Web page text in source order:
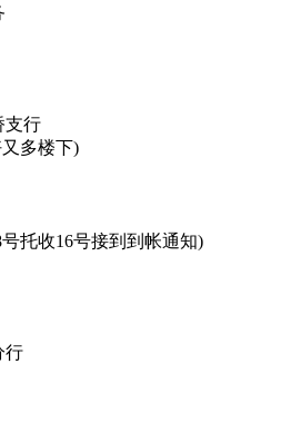
支行
多楼下)
托收16号接到到帐通知)
行